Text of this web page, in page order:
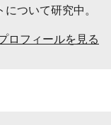
ついて研究中。
ロフィールを見る